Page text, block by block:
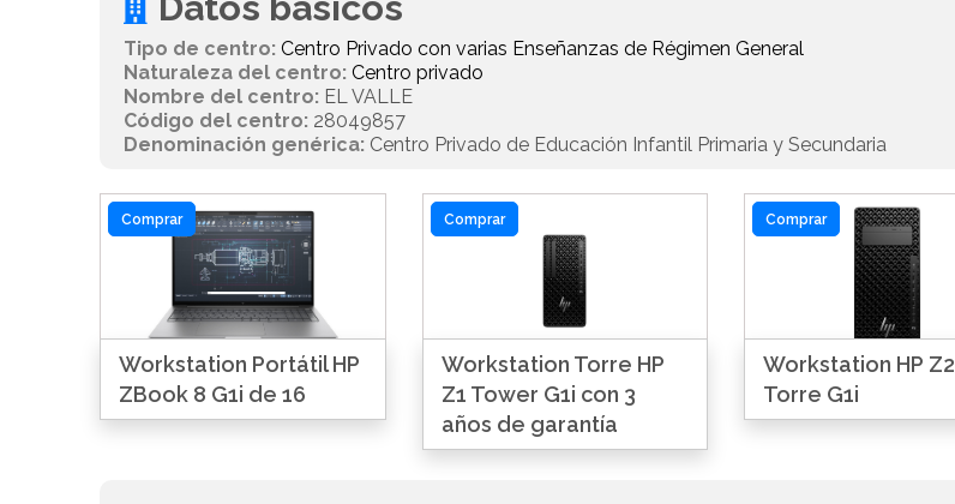
Tipo de centro: Centro Privado con varias Enseñanzas de Régimen General
Naturaleza del centro: Centro privado
Nombre del centro: EL VALLE
Código del centro: 28049857
Denominación genérica: Centro Privado de Educación Infantil Primaria y Secundaria
Comprar
Workstation Portátil HP
ZBook 8 G1i de 16
Comprar
Workstation Torre HP
Z1 Tower G1i con 3
años de garantía
Comprar
Workstation HP Z2
Torre G1i